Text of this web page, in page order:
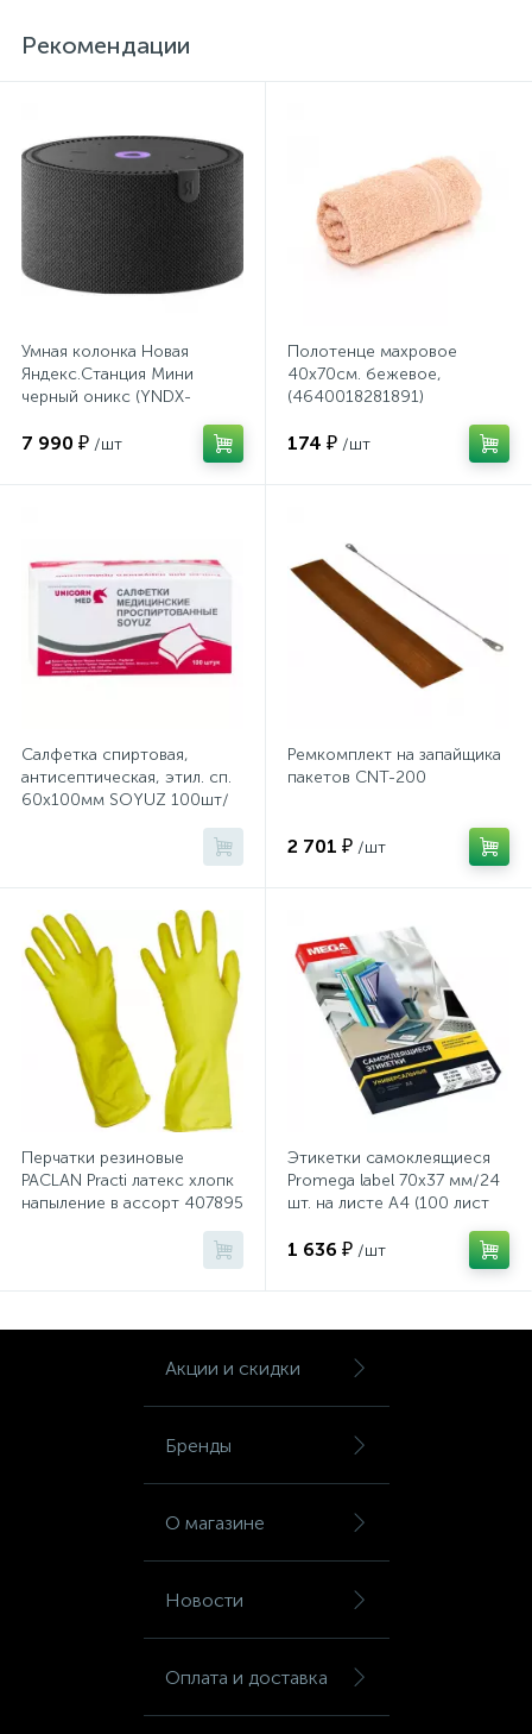
Рекомендации
Умная колонка Новая
Яндекс.Станция Мини
черный оникс (YNDX-
7 990 ₽ /шт
Полотенце махровое
40х70см. бежевое,
(4640018281891)
174 ₽ /шт
Салфетка спиртовая,
антисептическая, этил. сп.
60х100мм SOYUZ 100шт/
Ремкомплект на запайщика
пакетов CNT-200
2 701 ₽ /шт
Перчатки резиновые
PACLAN Practi латекс хлопк
напыление в ассорт 407895
Этикетки самоклеящиеся
Promega label 70х37 мм/24
шт. на листе А4 (100 лист
1 636 ₽ /шт
Акции и скидки
Бренды
О магазине
Новости
Оплата и доставка
Системы хранения
Стеллажи
Столы
Столы обеденные
Стулья для посетителей
Тележки специализированные
Тумбы
Урны
Фурнитура и комплектующие
Фурнитура к дверям
Цветочницы
Шкафы для сумок
Шкафы картотечные
Шкафы тамбурные
Школьная мебель
Ящики для ключей